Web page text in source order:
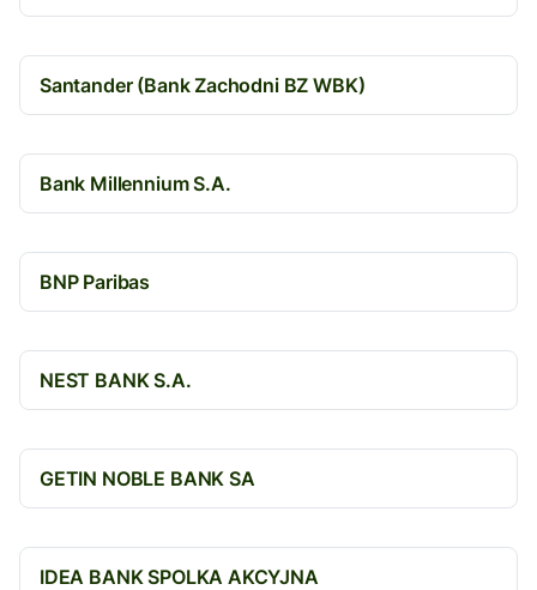
Santander (Bank Zachodni BZ WBK)
Bank Millennium S.A.
BNP Paribas
NEST BANK S.A.
GETIN NOBLE BANK SA
IDEA BANK SPOLKA AKCYJNA